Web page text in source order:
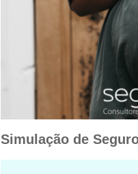
Simulação de